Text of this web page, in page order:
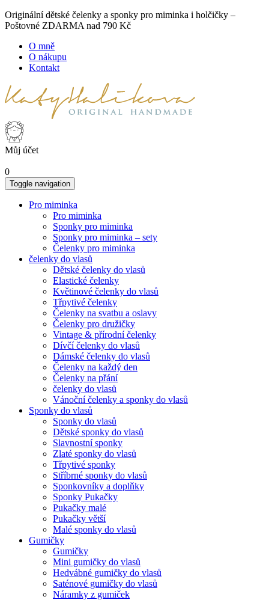
Originální dětské čelenky a sponky pro miminka i holčičky –
Poštovné ZDARMA nad 790 Kč
O mně
O nákupu
Kontakt
Můj účet
0
Toggle navigation
Pro miminka
Pro miminka
Sponky pro miminka
Sponky pro miminka – sety
Čelenky pro miminka
čelenky do vlasů
Dětské čelenky do vlasů
Elastické čelenky
Květinové čelenky do vlasů
Třpytivé čelenky
Čelenky na svatbu a oslavy
Čelenky pro družičky
Vintage & přírodní čelenky
Dívčí čelenky do vlasů
Dámské čelenky do vlasů
Čelenky na každý den
Čelenky na přání
čelenky do vlasů
Vánoční čelenky a sponky do vlasů
Sponky do vlasů
Sponky do vlasů
Dětské sponky do vlasů
Slavnostní sponky
Zlaté sponky do vlasů
Třpytivé sponky
Stříbrné sponky do vlasů
Sponkovníky a doplňky
Sponky Pukačky
Pukačky malé
Pukačky větší
Malé sponky do vlasů
Gumičky
Gumičky
Mini gumičky do vlasů
Hedvábné gumičky do vlasů
Saténové gumičky do vlasů
Náramky z gumiček